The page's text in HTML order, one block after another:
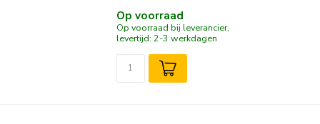
Op voorraad
Op voorraad bij leverancier,
levertijd: 2-3 werkdagen